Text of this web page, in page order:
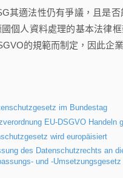
適法性仍有爭議，且是否
個人資料處理的基本法律
的規範而制定，因此企
im Bundestag
EU-DSGVO Handeln
wird europäisiert
des Datenschutzrechts an
und -